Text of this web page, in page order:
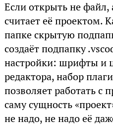
Если открыть не файл,
считает её проектом.
папке скрытую
создаёт подпапку
настройки: шрифты и
редактора, набор
позволяет работать с
саму сущность
не надо, не надо её